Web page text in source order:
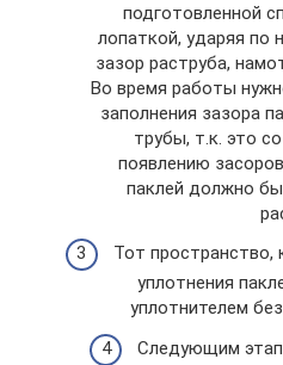
подготовленной
лопаткой, ударяя по
зазор раструба,
Во время работы
заполнения зазора
трубы, т.к. это
появлению
паклей должно
Тот пространство,
уплотнения
уплотнителем
Следующим